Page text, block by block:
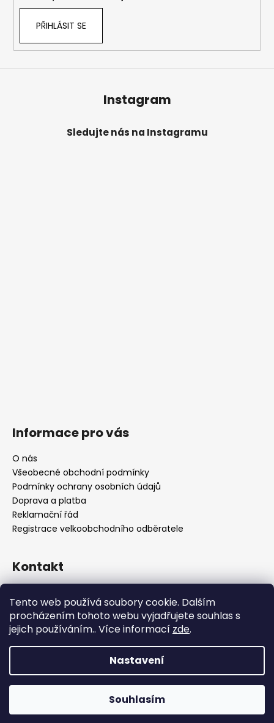
Tento web používá soubory cookie. Dalším
procházením tohoto webu vyjadřujete souhlas s
jejich používáním.. Více informací zde.
Nastavení
Souhlasím
PŘIHLÁSIT SE
Instagram
Sledujte nás na Instagramu
Informace pro vás
O nás
Všeobecné obchodní podmínky
Podmínky ochrany osobních údajů
Doprava a platba
Reklamační řád
Registrace velkoobchodního odběratele
Kontakt
+420222744000
Copyright 2026Platinum Nails Technology. Všechna
práva vyhrazena.